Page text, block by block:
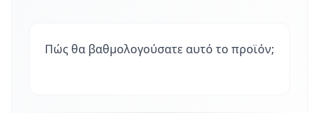
Πώς θα βαθμολογούσατε αυτό το προϊόν;